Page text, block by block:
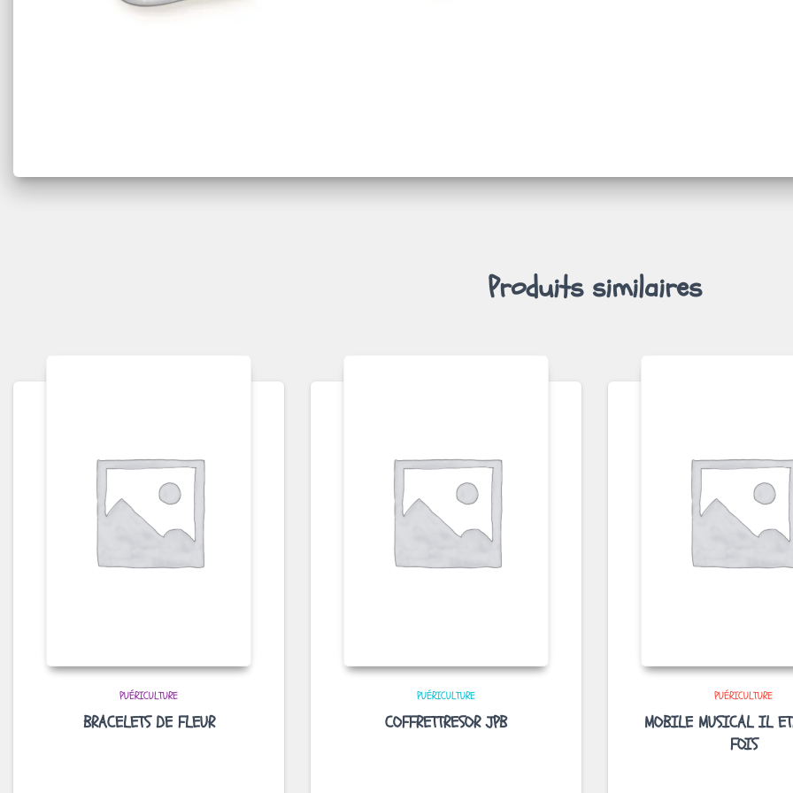
Produits similaires
PUÉRICULTURE
BRACELETS DE FLEUR
PUÉRICULTURE
COFFRETTRESOR JPB
PUÉRICULTURE
MOBILE MUSICAL IL
FOIS